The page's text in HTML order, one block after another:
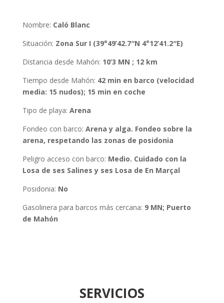
Nombre: Caló Blanc
Situación: Zona Sur I (39°49’42.7″N 4°12’41.2″E)
Distancia desde Mahón: 10’3 MN ; 12 km
Tiempo desde Mahón: 42 min en barco (velocidad
media: 15 nudos); 15 min en coche
Tipo de playa: Arena
Fondeo con barco: Arena y alga. Fondeo sobre la
arena, respetando las zonas de posidonia
Peligro acceso con barco: Medio. Cuidado con la
Losa de ses Salines y ses Losa de En Marçal
Posidonia: No
Gasolinera para barcos más cercana: 9 MN; Puerto
de Mahón
SERVICIOS